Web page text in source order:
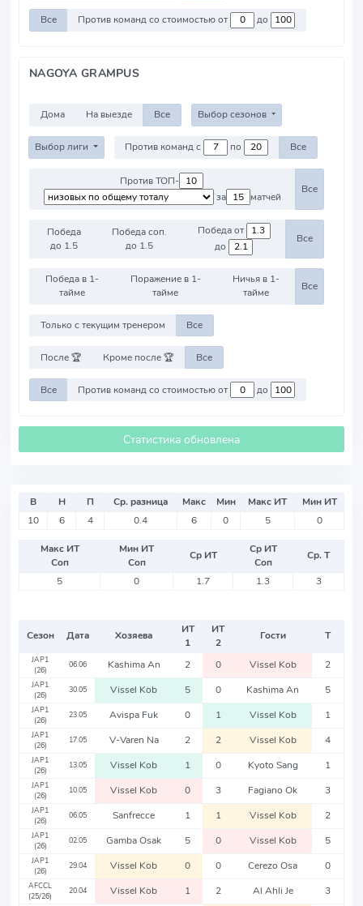
Все Против команд со стоимостью от до
NAGOYA GRAMPUS
Дома На выезде Все Выбор сезонов
Выбор лиги Против команд с по Все
Против ТОП-
за
матчей
Все
Победа
до 1.5
Победа соп.
до 1.5
Победа от
до
Все
Победа в 1-
тайме
Поражение в 1-
тайме
Ничья в 1-
тайме
Все
Только с текущим тренером Все
После 🏆 Кроме после 🏆 Все
Все Против команд со стоимостью от до
Статистика обновлена
В Н П Ср. разница Макс Мин Макс ИТ
Мин ИТ
10
6 4 0.4 6 0 5 0
Макс ИТ
Соп
Мин ИТ
Соп
Ср ИТ
Ср ИТ
Соп
Ср. Т
5
0 1.7 1.3 3
Сезон Дата Хозяева
ИТ
1
ИТ
2
Гости Т
JAP1
(26)
06.06 Kashima An 2 0 Vissel Kob 2
JAP1
(26)
30.05 Vissel Kob 5 0 Kashima An 5
JAP1
(26)
23.05 Avispa Fuk 0 1 Vissel Kob 1
JAP1
(26)
17.05 V-Varen Na 2 2 Vissel Kob 4
JAP1
(26)
13.05 Vissel Kob 1 0 Kyoto Sang 1
JAP1
(26)
10.05 Vissel Kob 0 3 Fagiano Ok 3
JAP1
(26)
06.05 Sanfrecce 1 1 Vissel Kob 2
JAP1
(26)
02.05 Gamba Osak 5 0 Vissel Kob 5
JAP1
(26)
29.04 Vissel Kob 0 0 Cerezo Osa 0
AFCCL
(25/26)
20.04 Vissel Kob 1 2 Al Ahli Je 3